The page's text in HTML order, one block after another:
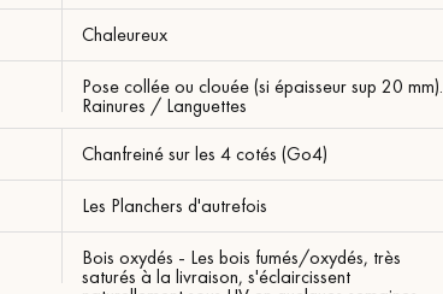
Chaleureux
Pose collée ou clouée (si épaisseur sup 20 mm).
Rainures / Languettes
Chanfreiné sur les 4 cotés (Go4)
Les Planchers d'autrefois
Bois oxydés - Les bois fumés/oxydés, très
saturés à la livraison, s'éclaircissent